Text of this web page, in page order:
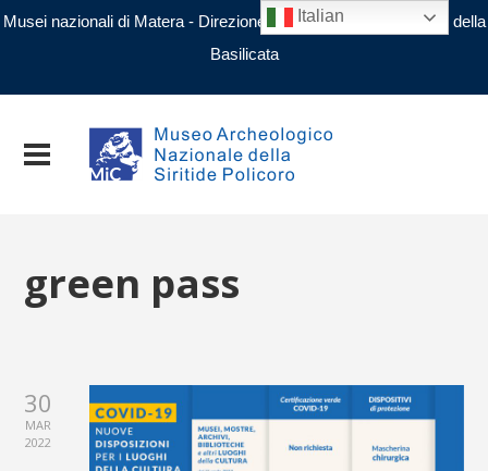
Musei nazionali di Matera - Direzione regionale Musei nazionali della
Basilicata
green pass
30
MAR
2022
Italian